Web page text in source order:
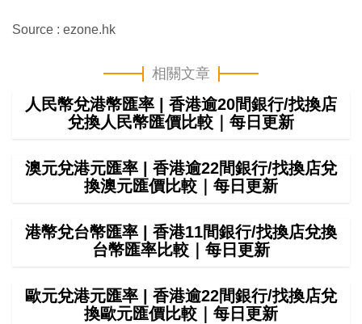
Source : ezone.hk
相關文章
人民幣兌港幣匯率 | 香港逾20間銀行/找換店
兌換人民幣匯價比較｜每日更新
澳元兌港元匯率 | 香港逾22間銀行/找換店兌
換澳元匯價比較｜每日更新
港幣兌台幣匯率 | 香港11間銀行/找換店兌換
台幣匯率比較｜每日更新
歐元兌港元匯率 | 香港逾22間銀行/找換店兌
換歐元匯價比較｜每日更新